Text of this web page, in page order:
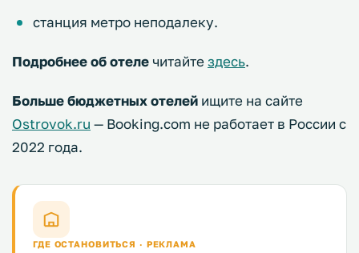
станция метро неподалеку.
Подробнее об отеле читайте здесь.
Больше бюджетных отелей ищите на сайте
Ostrovok.ru — Booking.com не работает в России с
2022 года.
ГДЕ ОСТАНОВИТЬСЯ · РЕКЛАМА